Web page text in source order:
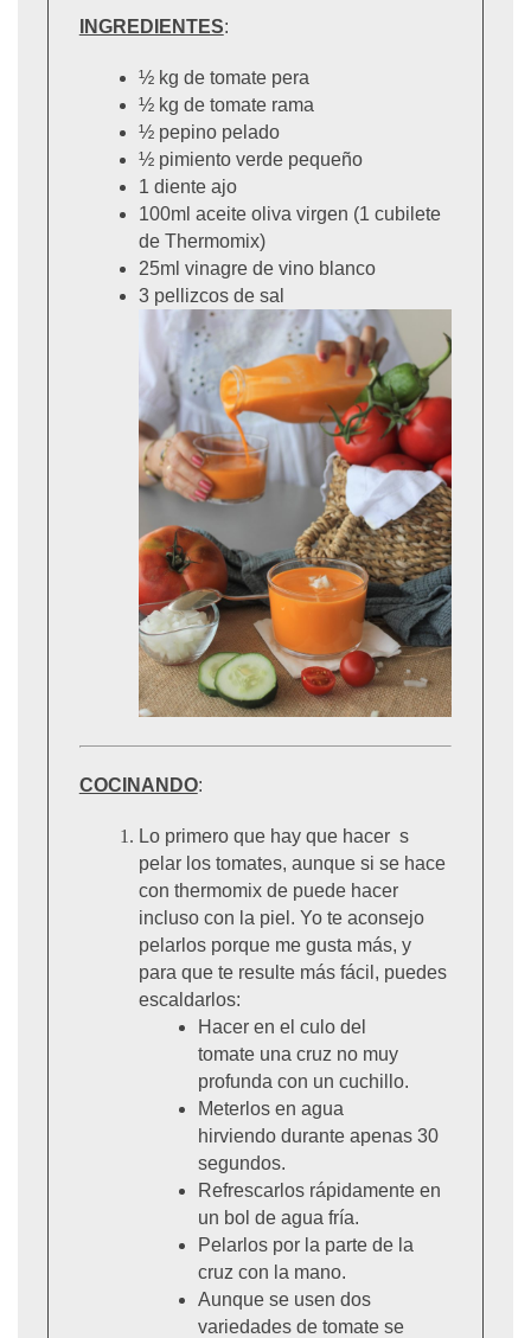
INGREDIENTES:
½ kg de tomate pera
½ kg de tomate rama
½ pepino pelado
½ pimiento verde pequeño
1 diente ajo
100ml aceite oliva virgen (1 cubilete
de Thermomix)
25ml vinagre de vino blanco
3 pellizcos de sal
COCINANDO:
Lo primero que hay que hacer s
pelar los tomates, aunque si se hace
con thermomix de puede hacer
incluso con la piel. Yo te aconsejo
pelarlos porque me gusta más, y
para que te resulte más fácil, puedes
escaldarlos:
Hacer en el culo del
tomate una cruz no muy
profunda con un cuchillo.
Meterlos en agua
hirviendo durante apenas 30
segundos.
Refrescarlos rápidamente en
un bol de agua fría.
Pelarlos por la parte de la
cruz con la mano.
Aunque se usen dos
variedades de tomate se